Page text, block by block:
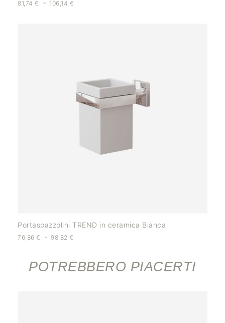
81,74 € - 106,14 €
Portaspazzolini TREND in ceramica Bianca
76,86 € - 98,82€
POTREBBERO PIACERTI